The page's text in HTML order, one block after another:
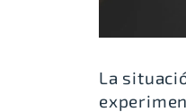
La